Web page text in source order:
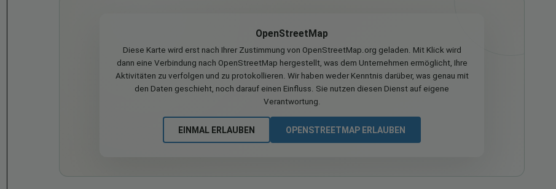
OpenStreetMap
Diese Karte wird erst nach Ihrer Zustimmung von OpenStreetMap.org geladen. Mit Klick wird
dann eine Verbindung nach OpenStreetMap hergestellt, was dem Unternehmen ermöglicht, Ihre
Aktivitäten zu verfolgen und zu protokollieren. Wir haben weder Kenntnis darüber, was genau mit
den Daten geschieht, noch darauf einen Einfluss. Sie nutzen diesen Dienst auf eigene
Verantwortung.
EINMAL ERLAUBEN OPENSTREETMAP ERLAUBEN